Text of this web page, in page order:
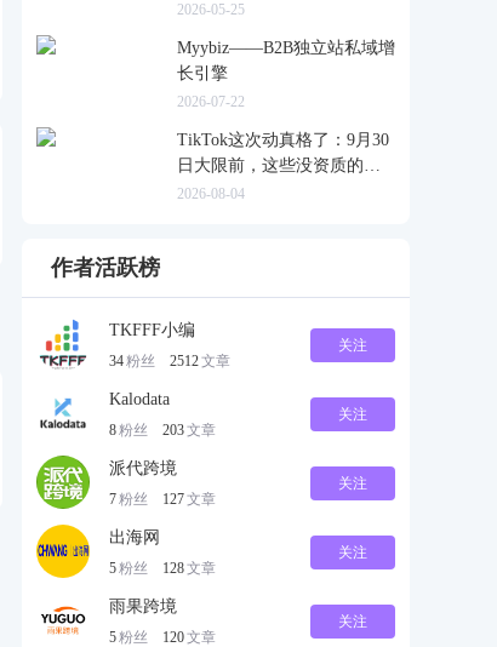
2026-05-25
Myybiz——B2B独立站私域增
长引擎
2026-07-22
TikTok这次动真格了：9月30
日大限前，这些没资质的货
一律清退
2026-08-04
作者活跃榜
TKFFF小编
34粉丝 2512文章
关注
Kalodata
8粉丝 203文章
关注
派代跨境
7粉丝 127文章
关注
出海网
5粉丝 128文章
关注
雨果跨境
5粉丝 120文章
关注